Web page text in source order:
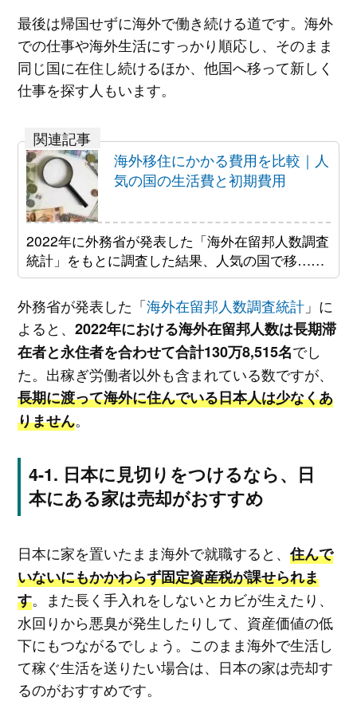
最後は帰国せずに海外で働き続ける道です。海外
での仕事や海外生活にすっかり順応し、そのまま
同じ国に在住し続けるほか、他国へ移って新しく
仕事を探す人もいます。
海外移住にかかる費用を比較｜人
気の国の生活費と初期費用
2022年に外務省が発表した「海外在留邦人数調査
統計」をもとに調査した結果、人気の国で移……
外務省が発表した「海外在留邦人数調査統計」に
よると、 2022年における海外在留邦人数は長期滞
在者と永住者を合わせて合計130万8,515名でし
た。出稼ぎ労働者以外も含まれている数ですが、
長期に渡って海外に住んでいる日本人は少なくあ
りません。
日本に見切りをつけるなら、日
本にある家は売却がおすすめ
日本に家を置いたまま海外で就職すると、住んで
いないにもかかわらず固定資産税が課せられま
す。また長く手入れをしないとカビが生えたり、
水回りから悪臭が発生したりして、資産価値の低
下にもつながるでしょう。このまま海外で生活し
て稼ぐ生活を送りたい場合は、日本の家は売却す
るのがおすすめです。